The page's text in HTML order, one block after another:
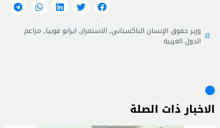
وزير حقوق الإنسان الباكستاني, الاستمرار, ايرانو فوبيا, مزاعم
الدول الغربية
الاخبار ذات الصلة